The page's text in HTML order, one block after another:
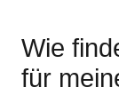
Wie
für